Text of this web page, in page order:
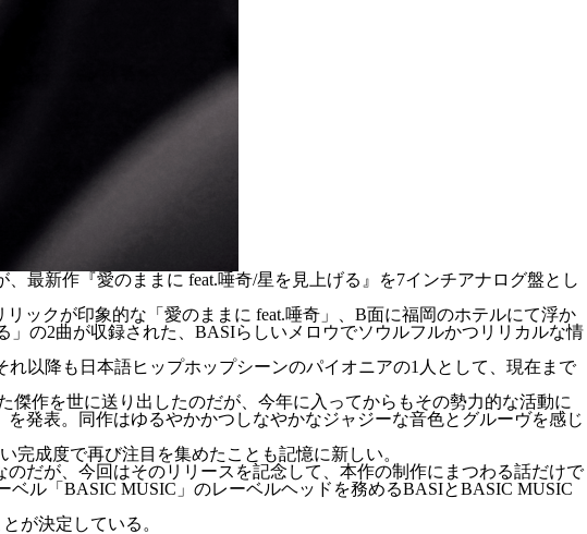
最新作『愛のままに feat.唾奇/星を見上げる』を7インチアナログ盤とし
ックが印象的な「愛のままに feat.唾奇」、B面に福岡のホテルにて浮か
の2曲が収録された、BASIらしいメロウでソウルフルかつリリカルな情
以降も日本語ヒップホップシーンのパイオニアの1人として、現在まで
作を世に送り出したのだが、今年に入ってからもその勢力的な活動に
発表。同作はゆるやかかつしなやかなジャジーな音色とグルーヴを感じ
成度で再び注目を集めたことも記憶に新しい。
だが、今回はそのリリースを記念して、本作の制作にまつわる話だけで
ル「BASIC MUSIC」のレーベルヘッドを務めるBASIとBASIC MUSIC
が決定している。